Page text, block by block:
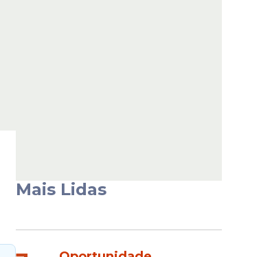
Mais Lidas